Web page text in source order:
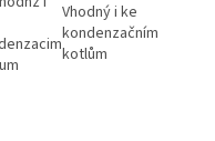
Vhodný i ke
kondenzačním
kotlům